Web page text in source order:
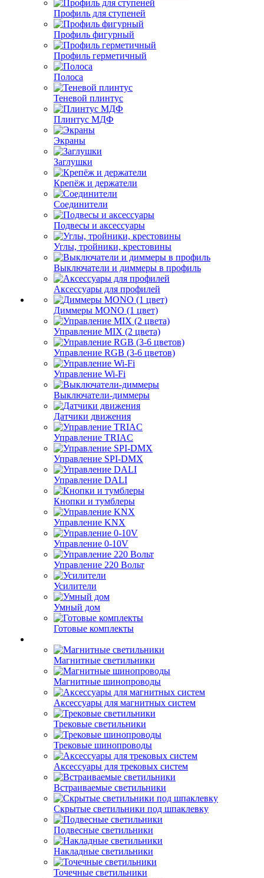
Профиль для ступеней
Профиль фигурный
Профиль герметичный
Полоса
Теневой плинтус
Плинтус МДФ
Экраны
Заглушки
Крепёж и держатели
Соединители
Подвесы и аксессуары
Углы, тройники, крестовины
Выключатели и диммеры в профиль
Аксессуары для профилей
Диммеры MONO (1 цвет)
Управление MIX (2 цвета)
Управление RGB (3-6 цветов)
Управление Wi-Fi
Выключатели-диммеры
Датчики движения
Управление TRIAC
Управление SPI-DMX
Управление DALI
Кнопки и тумблеры
Управление KNX
Управление 0-10V
Управление 220 Вольт
Усилители
Умный дом
Готовые комплекты
Магнитные светильники
Магнитные шинопроводы
Аксессуары для магнитных систем
Трековые светильники
Трековые шинопроводы
Аксессуары для трековых систем
Встраиваемые светильники
Скрытые светильники под шпаклевку
Подвесные светильники
Накладные светильники
Точечные светильники